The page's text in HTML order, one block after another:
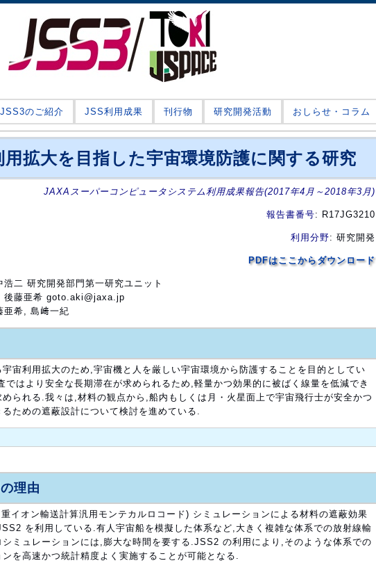
JSS3のご紹介 JSS利用成果 刊行物 研究開発活動 おしらせ・コラム
用拡大を目指した宇宙環境防護に関する研究
JAXAスーパーコンピュータシステム利用成果報告(2017年4月～2018年3月)
報告書番号: R17JG3210
利用分野: 研究開発
PDFはここからダウンロード
二 研究開発部門第一研究ユニット
後藤亜希 goto.aki@jaxa.jp
亜希, 島﨑一紀
宙利用拡大のため,宇宙機と人を厳しい宇宙環境から防護することを目的としてい
ではより安全な長期滞在が求められるため,軽量かつ効果的に被ばく線量を低減でき
められる.我々は,材料の観点から,船内もしくは月・火星面上で宇宙飛行士が安全かつ
ための遮蔽設計について検討を進めている.
理由
イオン輸送計算汎用モンテカルロコード) シミュレーションによる材料の遮蔽効果
を利用している.有人宇宙船を模擬した体系など,大きく複雑な体系での放射線輸
シミュレーションには,膨大な時間を要する.JSS2 の利用により,そのような体系での
ンを高速かつ統計精度よく実施することが可能となる.